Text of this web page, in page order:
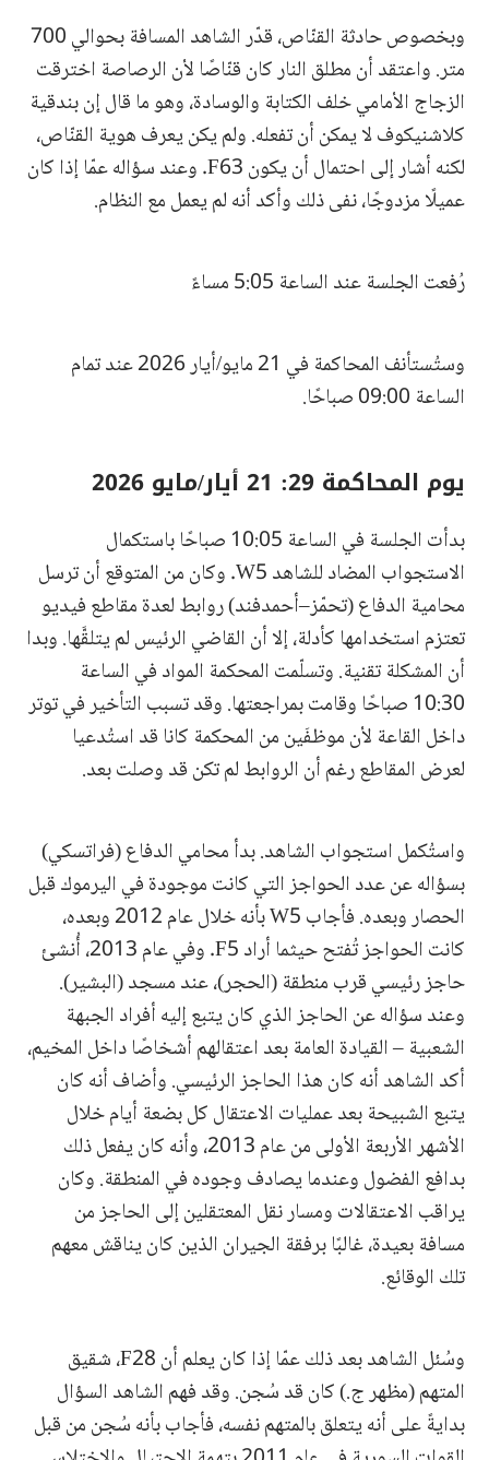
وبخصوص حادثة القنّاص، قدّر الشاهد المسافة بحوالي 700
متر. واعتقد أن مطلق النار كان قنّاصًا لأن الرصاصة اخترقت
الزجاج الأمامي خلف الكتابة والوسادة، وهو ما قال إن بندقية
كلاشنيكوف لا يمكن أن تفعله. ولم يكن يعرف هوية القنّاص،
لكنه أشار إلى احتمال أن يكون F63. وعند سؤاله عمّا إذا كان
عميلًا مزدوجًا، نفى ذلك وأكد أنه لم يعمل مع النظام.
رُفعت الجلسة عند الساعة 5:05 مساءً
وستُستأنف المحاكمة في 21 مايو/أيار 2026 عند تمام
الساعة 09:00 صباحًا.
يوم المحاكمة 29: 21 أيار/مايو 2026
بدأت الجلسة في الساعة 10:05 صباحًا باستكمال
الاستجواب المضاد للشاهد W5. وكان من المتوقع أن ترسل
محامية الدفاع (تحمّز–أحمدفند) روابط لعدة مقاطع فيديو
تعتزم استخدامها كأدلة، إلا أن القاضي الرئيس لم يتلقَّها. وبدا
أن المشكلة تقنية. وتسلّمت المحكمة المواد في الساعة
10:30 صباحًا وقامت بمراجعتها. وقد تسبب التأخير في توتر
داخل القاعة لأن موظفَين من المحكمة كانا قد استُدعيا
لعرض المقاطع رغم أن الروابط لم تكن قد وصلت بعد.
واستُكمل استجواب الشاهد. بدأ محامي الدفاع (فراتسكي)
بسؤاله عن عدد الحواجز التي كانت موجودة في اليرموك قبل
الحصار وبعده. فأجاب W5 بأنه خلال عام 2012 وبعده،
كانت الحواجز تُفتح حيثما أراد F5. وفي عام 2013، أُنشئ
حاجز رئيسي قرب منطقة (الحجر)، عند مسجد (البشير).
وعند سؤاله عن الحاجز الذي كان يتبع إليه أفراد الجبهة
الشعبية – القيادة العامة بعد اعتقالهم أشخاصًا داخل المخيم،
أكد الشاهد أنه كان هذا الحاجز الرئيسي. وأضاف أنه كان
يتبع الشبيحة بعد عمليات الاعتقال كل بضعة أيام خلال
الأشهر الأربعة الأولى من عام 2013، وأنه كان يفعل ذلك
بدافع الفضول وعندما يصادف وجوده في المنطقة. وكان
يراقب الاعتقالات ومسار نقل المعتقلين إلى الحاجز من
مسافة بعيدة، غالبًا برفقة الجيران الذين كان يناقش معهم
تلك الوقائع.
وسُئل الشاهد بعد ذلك عمّا إذا كان يعلم أن F28، شقيق
المتهم (مظهر ج.) كان قد سُجن. وقد فهم الشاهد السؤال
بدايةً على أنه يتعلق بالمتهم نفسه، فأجاب بأنه سُجن من قبل